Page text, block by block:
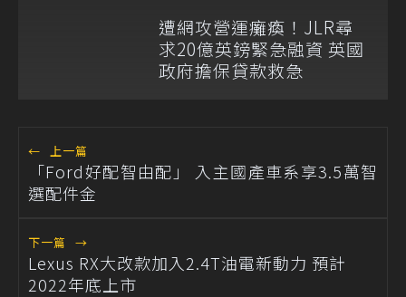
遭網攻營運癱瘓！JLR尋
求20億英鎊緊急融資 英國
政府擔保貸款救急
← 上一篇
「Ford好配智由配」 入主國產車系享3.5萬智
選配件金
下一篇 →
Lexus RX大改款加入2.4T油電新動力 預計
2022年底上市